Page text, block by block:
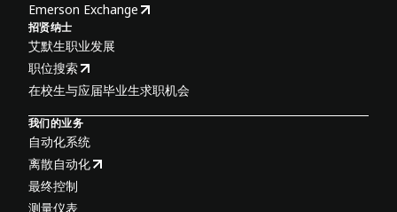
Emerson Exchange
招贤纳士
艾默生职业发展
职位搜索
在校生与应届毕业生求职机会
我们的业务
自动化系统
离散自动化
最终控制
测量仪表